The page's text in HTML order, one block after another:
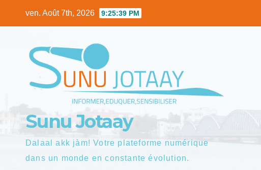
ven. Août 7th, 2026 9:25:40 PM
Sunu Jotaay
Dalaal akk jàm! Votre plateforme numérique
dans un monde en constante évolution.